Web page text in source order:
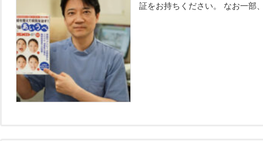
証をお持ちください。 なお一